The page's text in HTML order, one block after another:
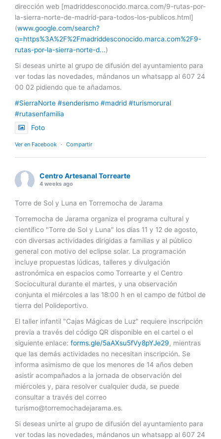
dirección web [madriddesconocido.marca.com/9-rutas-por-
la-sierra-norte-de-madrid-para-todos-los-publicos.html]
(www.google.com/search?
q=https%3A%2F%2Fmadriddesconocido.marca.com%2F9-
rutas-por-la-sierra-norte-d...)
Si deseas unirte al grupo de difusión del ayuntamiento para
ver todas las novedades, mándanos un whatsapp al 607 24
00 02 pidiendo que te añadamos.
#SierraNorte #senderismo #madrid #turismorural
#rutasenfamilia
Foto
Ver en Facebook · Compartir
Centro Artesanal Torrearte
4 weeks ago
Torre de Sol y Luna en Torremocha de Jarama
Torremocha de Jarama organiza el programa cultural y
científico "Torre de Sol y Luna" los días 11 y 12 de agosto,
con diversas actividades dirigidas a familias y al público
general con motivo del eclipse solar. La programación
incluye propuestas lúdicas, talleres y divulgación
astronómica en espacios como Torrearte y el Centro
Sociocultural durante el martes, y una observación
conjunta el miércoles a las 18:00 h en el campo de fútbol de
tierra del Polideportivo.
El taller infantil "Cajas Mágicas de Luz" requiere inscripción
previa a través del código QR disponible en el cartel o el
siguiente enlace: forms.gle/5aAXsu5fVy8pYJe29, mientras
que las demás actividades no necesitan inscripción. Se
informa asimismo de que los menores de 14 años deben
asistir acompañados a la jornada de observación del
miércoles y, para resolver cualquier duda, se puede
consultar a través del correo
turismo@torremochadejarama.es.
Si deseas unirte al grupo de difusión del ayuntamiento para
ver todas las novedades, mándanos un whatsapp al 607 24